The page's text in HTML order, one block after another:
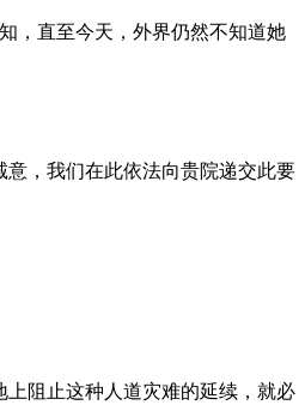
，直至今天，外界仍然不知道她
，我们在此依法向贵院递交此要
阻止这种人道灾难的延续，就必